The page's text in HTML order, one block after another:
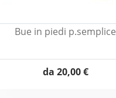
Bue in piedi p.semplice
da 20,00 €